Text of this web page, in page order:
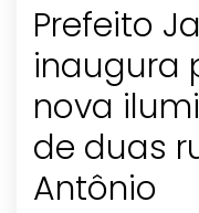
Prefeito
inaugura
nova
de duas
Antônio